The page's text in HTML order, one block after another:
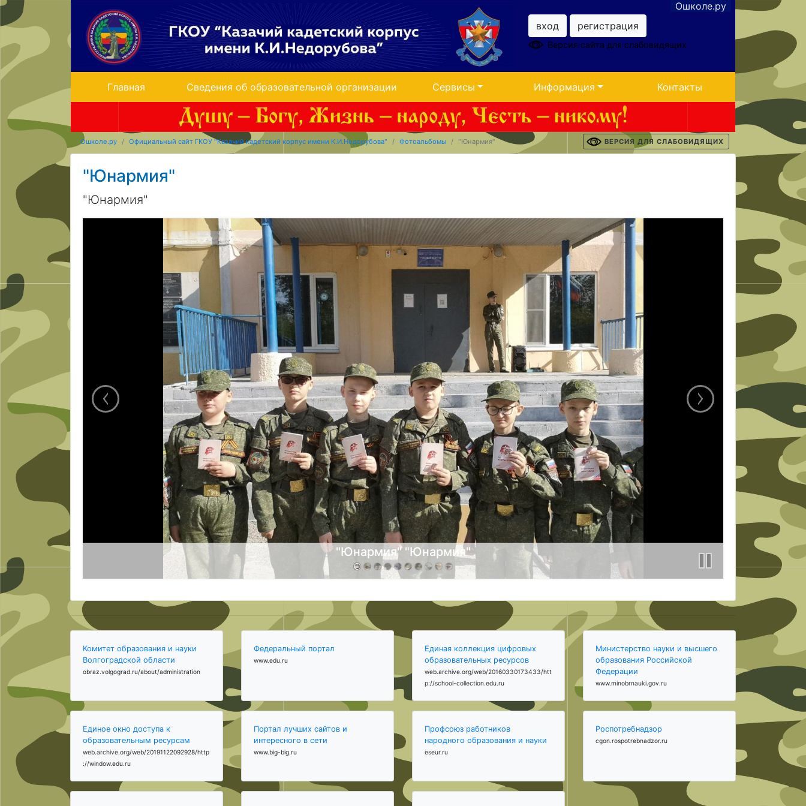
Ошколе.ру
вход
регистрация
Версия сайта для слабовидящих
Главная Сведения об образовательной организации Сервисы Информация Контакты
Ошколе.ру Официальный сайт ГКОУ "Казачий кадетский корпус имени К.И.Недорубова" Фотоальбомы "Юнармия" ВЕРСИЯ ДЛЯ СЛАБОВИДЯЩИХ
"Юнармия"
"Юнармия"
"Юнармия" "Юнармия"
Комитет образования и науки
Волгоградской области
obraz.volgograd.ru/about/administration
Федеральный портал
www.edu.ru
Единая коллекция цифровых
образовательных ресурсов
web.archive.org/web/20160330173433/htt
p://school-collection.edu.ru
Министерство науки и высшего
образования Российской
Федерации
www.minobrnauki.gov.ru
Единое окно доступа к
образовательным ресурсам
web.archive.org/web/20191122092928/http
://window.edu.ru
Портал лучших сайтов и
интересного в сети
www.big-big.ru
Профсоюз работников
народного образования и науки
eseur.ru
Роспотребнадзор
cgon.rospotrebnadzor.ru